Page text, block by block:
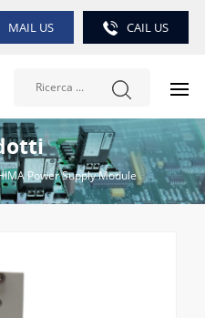
MAIL US CAIL US
Power Supply Module